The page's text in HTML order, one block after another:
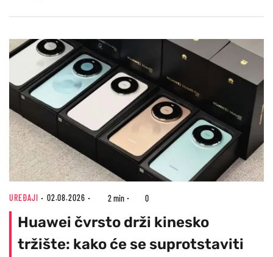
UREĐAJI 02.08.2026 2 min 0
Huawei čvrsto drži kinesko
tržište: kako će se suprotstaviti